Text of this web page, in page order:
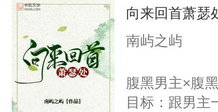
向来回首萧瑟
南屿之屿
腹黑男主×腹
目标：跟男主